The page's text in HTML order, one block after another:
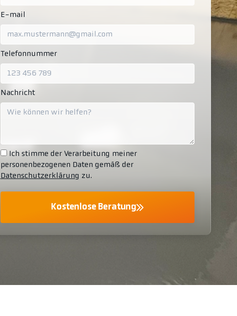
E-mail
Telefonnummer
Nachricht
Ich stimme der Verarbeitung meiner
personenbezogenen Daten gemäß der
Datenschutzerklärung zu.
Kostenlose Beratung